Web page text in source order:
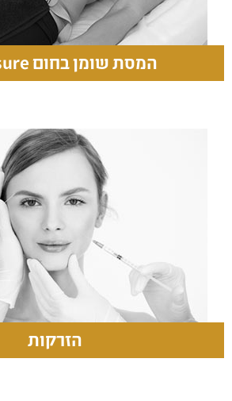
המסת שומן בחום Sculpsure
הזרקות